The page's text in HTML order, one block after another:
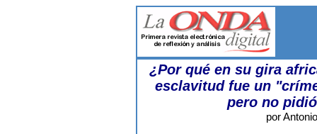
¿Por qué en su gira
esclavitud fue un
pero no
por